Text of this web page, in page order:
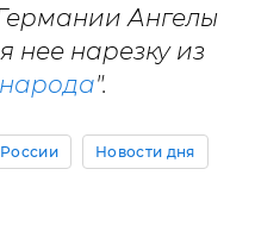
Ангелы
нее нарезку из
".
Новости дня